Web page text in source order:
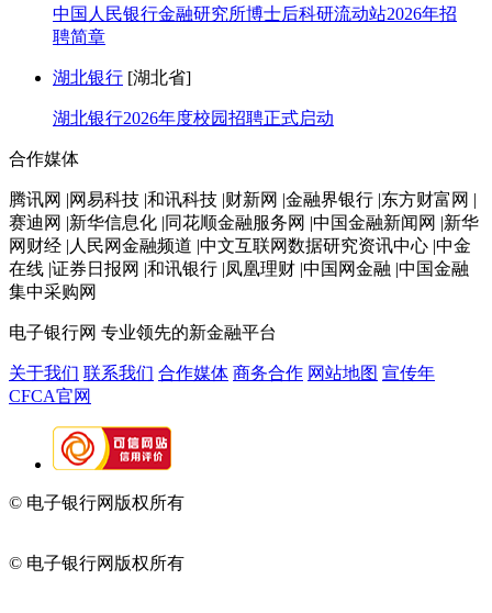
中国人民银行金融研究所博士后科研流动站2026年招
聘简章
湖北银行 [湖北省]
湖北银行2026年度校园招聘正式启动
合作媒体
腾讯网 |网易科技 |和讯科技 |财新网 |金融界银行 |东方财富网 |
赛迪网 |新华信息化 |同花顺金融服务网 |中国金融新闻网 |新华
网财经 |人民网金融频道 |中文互联网数据研究资讯中心 |中金
在线 |证券日报网 |和讯银行 |凤凰理财 |中国网金融 |中国金融
集中采购网
电子银行网 专业领先的新金融平台
关于我们 联系我们 合作媒体 商务合作 网站地图 宣传年
CFCA官网
© 电子银行网版权所有
© 电子银行网版权所有